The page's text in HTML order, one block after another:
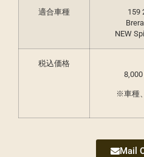
適合車種
159
NEW
税込価格
※車種
Mail